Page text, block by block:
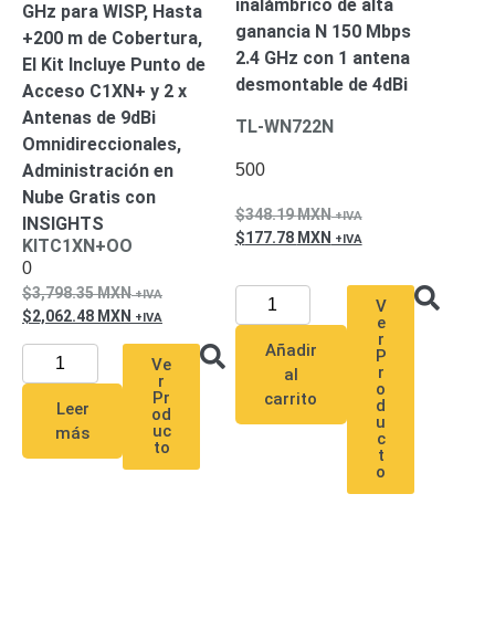
SAN /
eSATADiscos
Duros
Mecánicos
(HDD)Memorias
SD /
Memorias
Micro
SDServidores
de
de Estado
Software
VMS y
Analíticas
EPCOM
GHz para WISP, Hasta
+200 m de Cobertura,
El Kit Incluye Punto de
Acceso C1XN+ y 2 x
Antenas de 9dBi
Omnidireccionales,
Administración en
Nube Gratis con
INSIGHTS
KITC1XN+OO
0
3,798.35MXN
2,062.48 MXN
Leer
más
Ve
r
Pr
od
uc
to
inalámbrico de alta
ganancia N 150 Mbps
2.4 GHz con 1 antena
desmontable de 4dBi
TL-WN722N
500
348.19MXN
177.78 MXN
Añadir
al
carrito
V
e
r
P
r
o
d
u
c
t
o